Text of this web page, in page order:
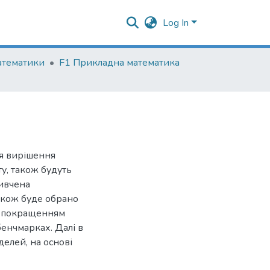
Log In
F1 Прикладна математика
вирішення
також будуть
буде обрано
покращенням
Далі в
на основі